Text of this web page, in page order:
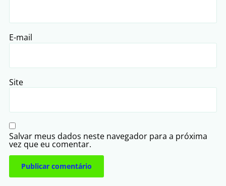
E-mail
Site
Salvar meus dados neste navegador para a próxima
vez que eu comentar.